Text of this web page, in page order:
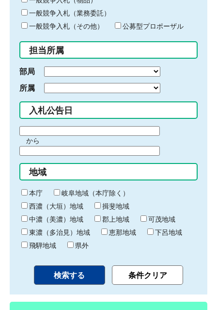
ワ
ー
ド
入
力
一般競争入札（業務委託）
一般競争入札（その他）
公募型プロポーザル
担当所属
部局
所属
入札公告日
間
始
り
から
間
終
わ
り
地域
本庁
岐阜地域（本庁除く）
西濃（大垣）地域
揖斐地域
中濃（美濃）地域
郡上地域
可茂地域
東濃（多治見）地域
恵那地域
下呂地域
飛騨地域
県外